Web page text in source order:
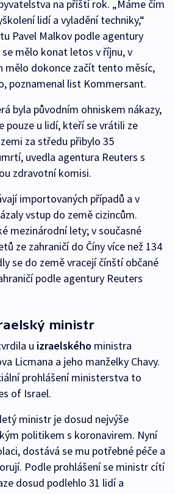
na příští rok. „Máme čím
lidí a vyladění techniky,“
Pavel Malkov podle agentury
se mělo konat letos v říjnu, v
mělo dokonce začít tento měsíc,
poznamenal list Kommersant.
byla původním ohniskem nákazy,
pouze u lidí, kteří se vrátili ze
za středu přibylo 35
uvedla agentura Reuters s
zdravotní komisi.
importovaných případů a v
vstup do země cizincům.
mezinárodní lety; v současné
ze zahraničí do Číny více než 134
se do země vracejí čínští občané
podle agentury Reuters
ministr
u izraelského ministra
Licmana a jeho manželky Chavy.
prohlášení ministerstva to
of Israel.
ministr je dosud nejvýše
politikem s koronavirem. Nyní
dostává se mu potřebné péče a
Podle prohlášení se ministr cítí
dosud podlehlo 31 lidí a